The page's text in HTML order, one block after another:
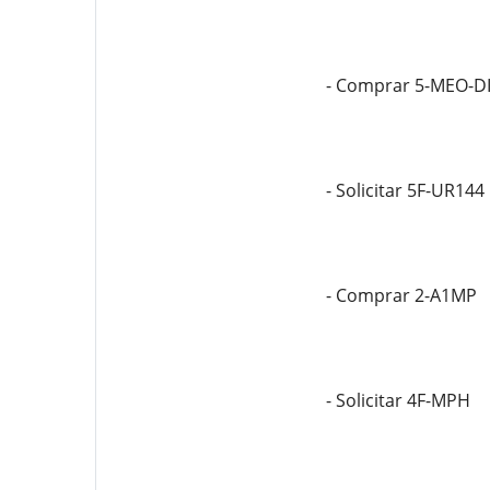
- Comprar 5-MEO-
- Solicitar 5F-UR144
- Comprar 2-A1MP
- Solicitar 4F-MPH